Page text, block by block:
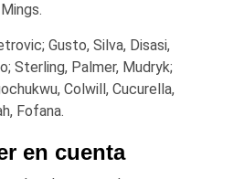
Gusto, Silva, Disasi,
Sterling, Palmer, Mudryk;
Colwill, Cucurella,
Fofana.
en cuenta